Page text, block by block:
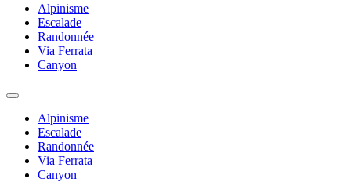
Alpinisme
Escalade
Randonnée
Via Ferrata
Canyon
Alpinisme
Escalade
Randonnée
Via Ferrata
Canyon